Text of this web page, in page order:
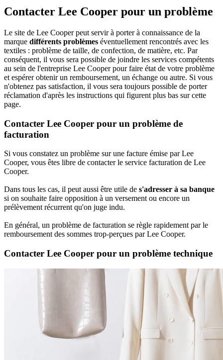
Contacter Lee Cooper pour un problème
Le site de Lee Cooper peut servir à porter à connaissance de la
marque différents problèmes éventuellement rencontrés avec les
textiles : problème de taille, de confection, de matière, etc. Par
conséquent, il vous sera possible de joindre les services compétents
au sein de l'entreprise Lee Cooper pour faire état de votre problème
et espérer obtenir un remboursement, un échange ou autre. Si vous
n'obtenez pas satisfaction, il vous sera toujours possible de porter
réclamation d'après les instructions qui figurent plus bas sur cette
page.
Contacter Lee Cooper pour un problème de
facturation
Si vous constatez un problème sur une facture émise par Lee
Cooper, vous êtes libre de contacter le service facturation de Lee
Cooper.
Dans tous les cas, il peut aussi être utile de s'adresser à sa banque
si on souhaite faire opposition à un versement ou encore un
prélèvement récurrent qu'on juge indu.
En général, un problème de facturation se règle rapidement par le
remboursement des sommes trop-perçues par Lee Cooper.
Contacter Lee Cooper pour un problème technique